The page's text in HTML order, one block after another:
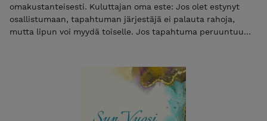
omakustanteisesti. Kuluttajan oma este: Jos olet estynyt
osallistumaan, tapahtuman järjestäjä ei palauta rahoja,
mutta lipun voi myydä toiselle. Jos tapahtuma peruuntuu